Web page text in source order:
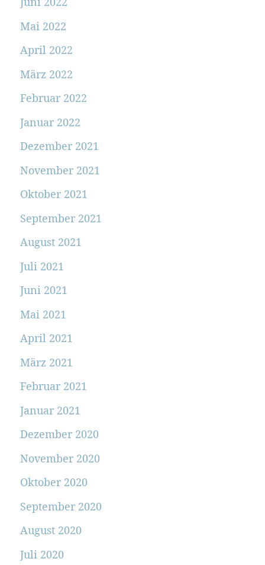
Mai 2022
April 2022
März 2022
Februar 2022
Januar 2022
Dezember 2021
November 2021
Oktober 2021
September 2021
August 2021
Juli 2021
Juni 2021
Mai 2021
April 2021
März 2021
Februar 2021
Januar 2021
Dezember 2020
November 2020
Oktober 2020
September 2020
August 2020
Juli 2020